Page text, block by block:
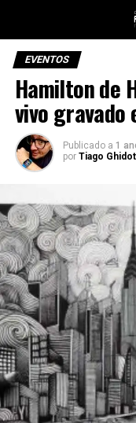
EVENTOS
Hamilton de
vivo gravado
Publicado a 1
por Tiago